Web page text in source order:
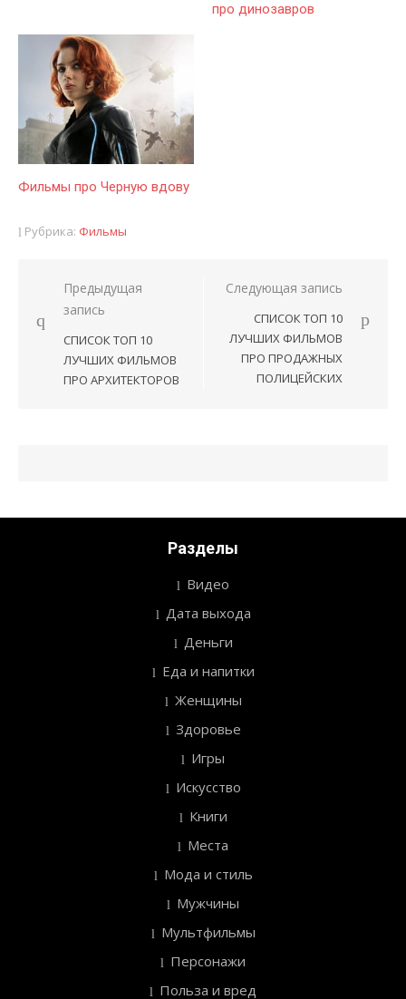
про динозавров
Фильмы про Черную вдову
Рубрика: Фильмы
Навигация
по
записям
Предыдущая
запись
СПИСОК ТОП 10
ЛУЧШИХ ФИЛЬМОВ
ПРО АРХИТЕКТОРОВ
Следующая запись
СПИСОК ТОП 10
ЛУЧШИХ ФИЛЬМОВ
ПРО ПРОДАЖНЫХ
ПОЛИЦЕЙСКИХ
Разделы
Видео
Дата выхода
Деньги
Еда и напитки
Женщины
Здоровье
Игры
Искусство
Книги
Места
Мода и стиль
Мужчины
Мультфильмы
Персонажи
Польза и вред